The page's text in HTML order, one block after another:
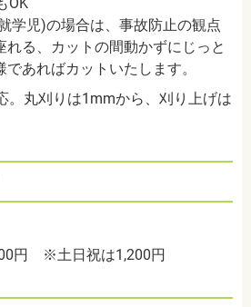
学児)の場合は、事故防止の観点
れる、カットの間動かずにじっと
あればカットいたします。
。丸刈りは1mmから、刈り上げは
円 ※土日祝は1,200円